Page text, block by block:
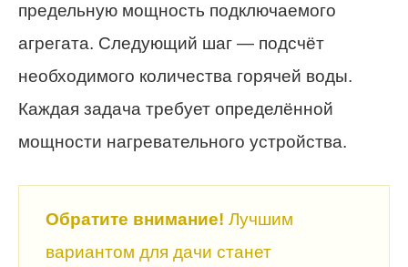
предельную мощность подключаемого
агрегата. Следующий шаг — подсчёт
необходимого количества горячей воды.
Каждая задача требует определённой
мощности нагревательного устройства.
Обратите внимание! Лучшим
вариантом для дачи станет